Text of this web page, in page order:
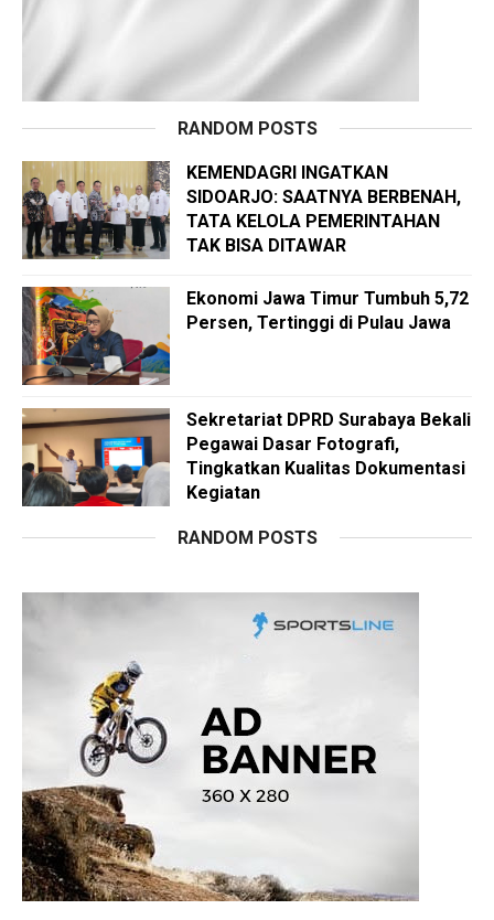
RANDOM POSTS
KEMENDAGRI INGATKAN
SIDOARJO: SAATNYA BERBENAH,
TATA KELOLA PEMERINTAHAN
TAK BISA DITAWAR
Ekonomi Jawa Timur Tumbuh 5,72
Persen, Tertinggi di Pulau Jawa
Sekretariat DPRD Surabaya Bekali
Pegawai Dasar Fotografi,
Tingkatkan Kualitas Dokumentasi
Kegiatan
RANDOM POSTS